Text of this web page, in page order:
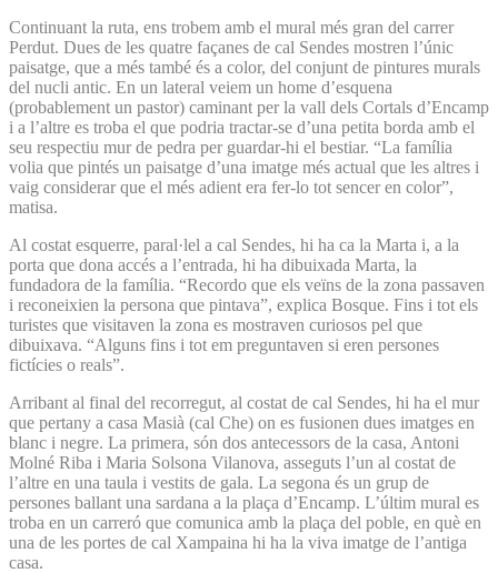
Continuant la ruta, ens trobem amb el mural més gran del carrer
Perdut. Dues de les quatre façanes de cal Sendes mostren l’únic
paisatge, que a més també és a color, del conjunt de pintures murals
del nucli antic. En un lateral veiem un home d’esquena
(probablement un pastor) caminant per la vall dels Cortals d’Encamp
i a l’altre es troba el que podria tractar-se d’una petita borda amb el
seu respectiu mur de pedra per guardar-hi el bestiar. “La família
volia que pintés un paisatge d’una imatge més actual que les altres i
vaig considerar que el més adient era fer-lo tot sencer en color”,
matisa.
Al costat esquerre, paral·lel a cal Sendes, hi ha ca la Marta i, a la
porta que dona accés a l’entrada, hi ha dibuixada Marta, la
fundadora de la família. “Recordo que els veïns de la zona passaven
i reconeixien la persona que pintava”, explica Bosque. Fins i tot els
turistes que visitaven la zona es mostraven curiosos pel que
dibuixava. “Alguns fins i tot em preguntaven si eren persones
fictícies o reals”.
Arribant al final del recorregut, al costat de cal Sendes, hi ha el mur
que pertany a casa Masià (cal Che) on es fusionen dues imatges en
blanc i negre. La primera, són dos antecessors de la casa, Antoni
Molné Riba i Maria Solsona Vilanova, asseguts l’un al costat de
l’altre en una taula i vestits de gala. La segona és un grup de
persones ballant una sardana a la plaça d’Encamp. L’últim mural es
troba en un carreró que comunica amb la plaça del poble, en què en
una de les portes de cal Xampaina hi ha la viva imatge de l’antiga
casa.